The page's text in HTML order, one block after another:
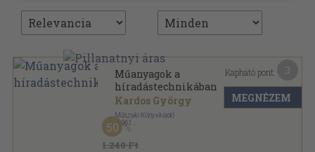
Műanyagok a
híradástechnikában
Kardos György
Műszaki Könyvkiadó
, 1961
Fűzött papírkötés
1.240 Ft
50
Kapható pont:
MEGNÉZEM